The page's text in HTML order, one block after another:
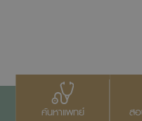
ค้นหาแพทย์ ส